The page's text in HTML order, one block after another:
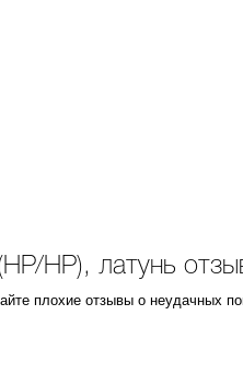
НР), латунь
плохие отзывы о неудачных